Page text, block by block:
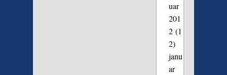
uar
201
2(1
2)
janu
ar